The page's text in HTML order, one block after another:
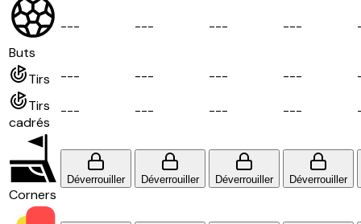
Buts
--- --- --- ---
Tirs --- --- --- ---
Tirs
cadrés
--- --- --- ---
Corners
Déverrouiller Déverrouiller Déverrouiller Déverrouiller